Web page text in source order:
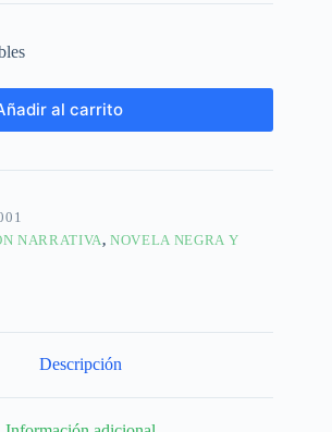
al carrito
NARRATIVA,NOVELA NEGRA Y
Descripción